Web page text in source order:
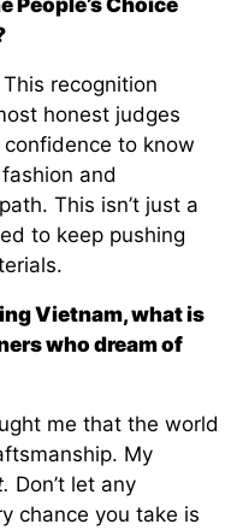
This recognition
honest judges
to know
and
This isn’t just a
to keep pushing
Vietnam, what is
who dream of
me that the world
My
Don’t let any
chance you take is